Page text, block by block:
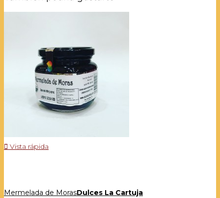
 Vista rápida
Mermelada de MorasDulces La Cartuja